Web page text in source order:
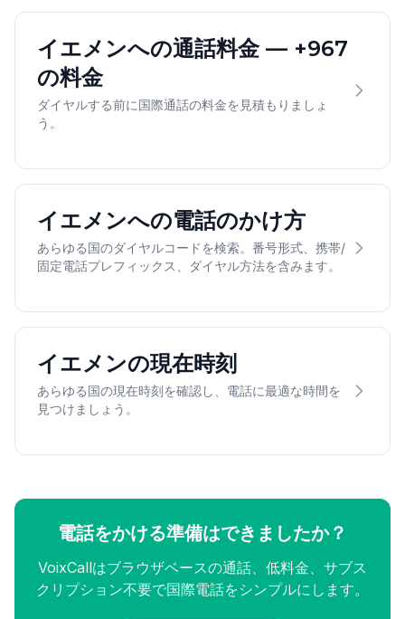
イエメンへの通話料金 — +967
の料金
ダイヤルする前に国際通話の料金を見積もりましょ
う。
イエメンへの電話のかけ方
あらゆる国のダイヤルコードを検索。番号形式、携帯/
固定電話プレフィックス、ダイヤル方法を含みます。
イエメンの現在時刻
あらゆる国の現在時刻を確認し、電話に最適な時間を
見つけましょう。
電話をかける準備はできましたか？
VoixCallはブラウザベースの通話、低料金、サブス
クリプション不要で国際電話をシンプルにします。